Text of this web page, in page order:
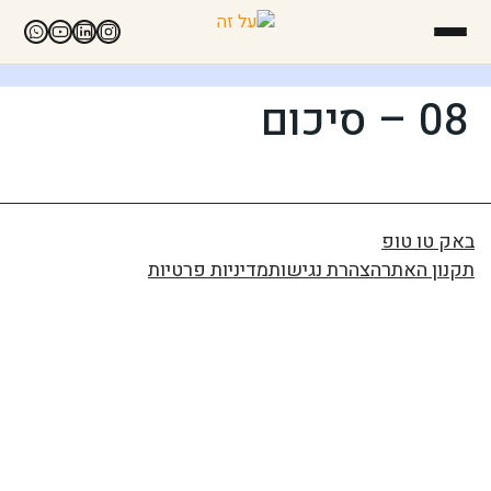
08 – סיכום
באק טו טופ
תקנון האתרהצהרת נגישותמדיניות פרטיות